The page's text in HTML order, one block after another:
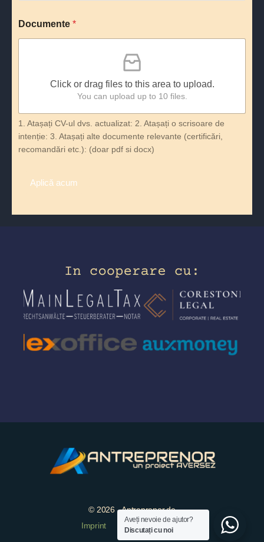
Documente *
Click or drag files to this area to upload.
You can upload up to 10 files.
1. Atașați CV-ul dvs. actualizat: 2. Atașați o scrisoare de
intenție: 3. Atașați alte documente relevante (certificări,
recomandări etc.): (doar pdf si docx)
Aplică acum
© 2026 - Antreprenor.de
Imprint
Protectia datelor
Aveți nevoie de ajutor?
Discutați cu noi